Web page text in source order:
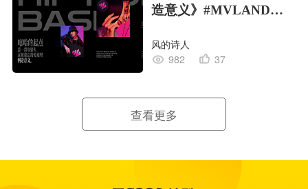
造意义》#MVLAND嘻
风的诗人
982
37
查看更多